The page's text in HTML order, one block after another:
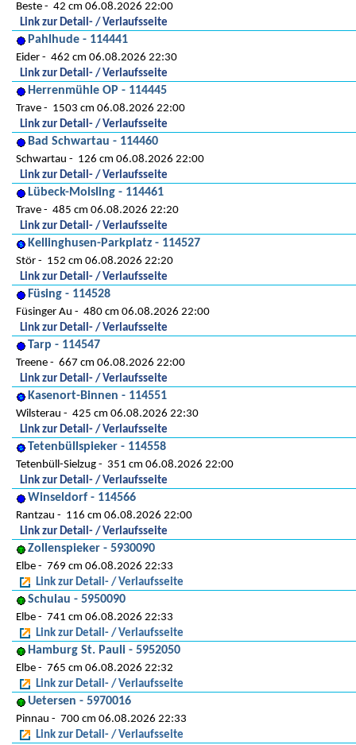
Beste
42 cm 06.08.2026 22:00
Link zur Detail- / Verlaufsseite
Pahlhude - 114441
Eider
462 cm 06.08.2026 22:30
Link zur Detail- / Verlaufsseite
Herrenmühle OP - 114445
Trave
1503 cm 06.08.2026 22:00
Link zur Detail- / Verlaufsseite
Bad Schwartau - 114460
Schwartau
126 cm 06.08.2026 22:00
Link zur Detail- / Verlaufsseite
Lübeck-Moisling - 114461
Trave
485 cm 06.08.2026 22:20
Link zur Detail- / Verlaufsseite
Kellinghusen-Parkplatz - 114527
Stör
152 cm 06.08.2026 22:20
Link zur Detail- / Verlaufsseite
Füsing - 114528
Füsinger Au
480 cm 06.08.2026 22:00
Link zur Detail- / Verlaufsseite
Tarp - 114547
Treene
667 cm 06.08.2026 22:00
Link zur Detail- / Verlaufsseite
Kasenort-Binnen - 114551
Wilsterau
425 cm 06.08.2026 22:30
Link zur Detail- / Verlaufsseite
Tetenbüllspieker - 114558
Tetenbüll-Sielzug
351 cm 06.08.2026 22:00
Link zur Detail- / Verlaufsseite
Winseldorf - 114566
Rantzau
116 cm 06.08.2026 22:00
Link zur Detail- / Verlaufsseite
Zollenspieker - 5930090
Elbe
769 cm 06.08.2026 22:33
Link zur Detail- / Verlaufsseite
Schulau - 5950090
Elbe
741 cm 06.08.2026 22:33
Link zur Detail- / Verlaufsseite
Hamburg St. Pauli - 5952050
Elbe
765 cm 06.08.2026 22:32
Link zur Detail- / Verlaufsseite
Uetersen - 5970016
Pinnau
700 cm 06.08.2026 22:33
Link zur Detail- / Verlaufsseite